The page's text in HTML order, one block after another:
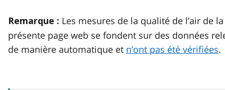
Remarque : Les mesures de la qualité de l’air de la
présente page web se fondent sur des données
de manière automatique et n’ont pas été vérifiées.